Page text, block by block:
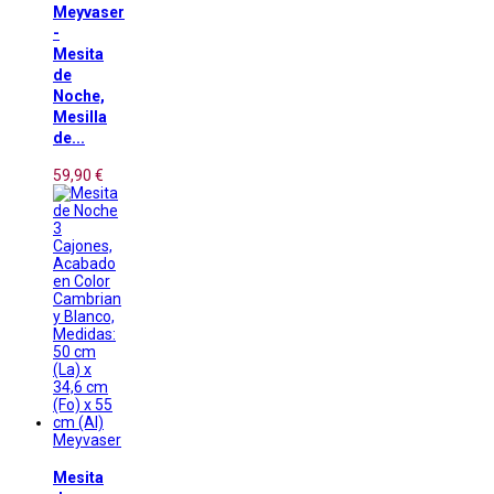
Meyvaser
-
Mesita
de
Noche,
Mesilla
de...
59,90 €
Meyvaser
Mesita